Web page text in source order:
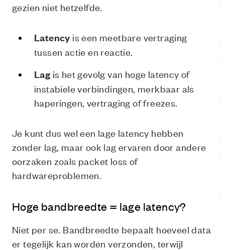
gezien niet hetzelfde.
Latency is een meetbare vertraging
tussen actie en reactie.
Lagis het gevolg van hoge latency of
instabiele verbindingen, merkbaar als
haperingen, vertraging of freezes.
Je kunt dus wel een lage latency hebben
zonder lag, maar ook lag ervaren door andere
oorzaken zoals packet loss of
hardwareproblemen.
Hoge bandbreedte = lage latency?
Niet per se. Bandbreedte bepaalt hoeveel data
er tegelijk kan worden verzonden, terwijl